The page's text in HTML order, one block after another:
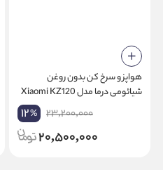
هواپز و سرخ کن بدون روغن
شیائومی درما مدل Xiaomi KZ120
23,200,000
12%
20,500,000